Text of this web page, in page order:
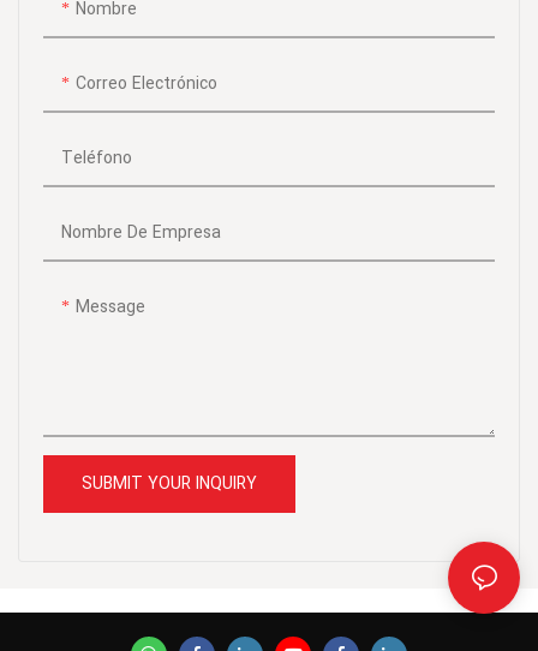
Nombre
Correo Electrónico
Teléfono
Nombre De Empresa
Message
SUBMIT YOUR INQUIRY
LIFO, lo que ayuda a aumentar
al 90 %.